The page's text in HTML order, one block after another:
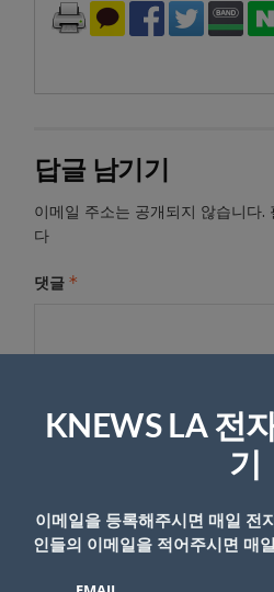
답글 남기기
이메일 주소는 공개되지 않습니다.
다
댓글 *
이름
KNEWS LA 전
기
이메일을 등록해주시면 매일 전
인들의 이메일을 적어주시면 매